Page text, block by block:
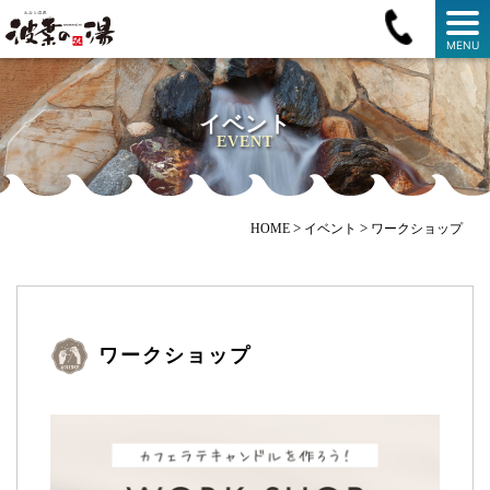
MENU
イベント
EVENT
HOME > イベント > ワークショップ
ワークショップ